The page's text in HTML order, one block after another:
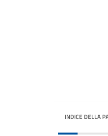
INDICE DELLA